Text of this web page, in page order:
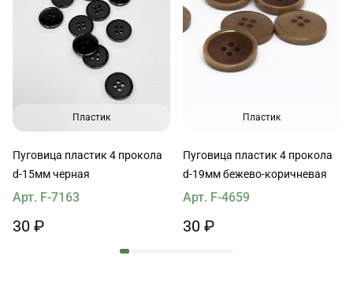
Пластик
Пуговица пластик 4 прокола
d-15мм черная
Арт. F-7163
30 ₽
Пластик
Пуговица пластик 4 прокола
d-19мм бежево-коричневая
Арт. F-4659
30 ₽